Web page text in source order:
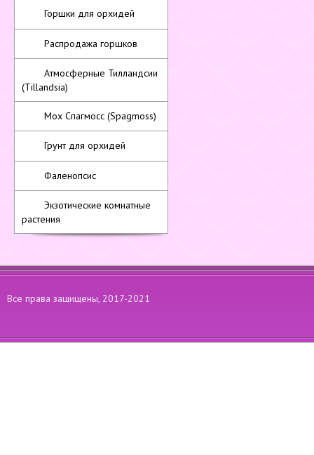
Горшки для орхидей
Распродажа горшков
Атмосферные Тилландсии
(Tillandsia)
Мох Спагмосс (Spagmoss)
Грунт для орхидей
Фаленопсис
Экзотические комнатные
растения
Все права защищены, 2017-2021